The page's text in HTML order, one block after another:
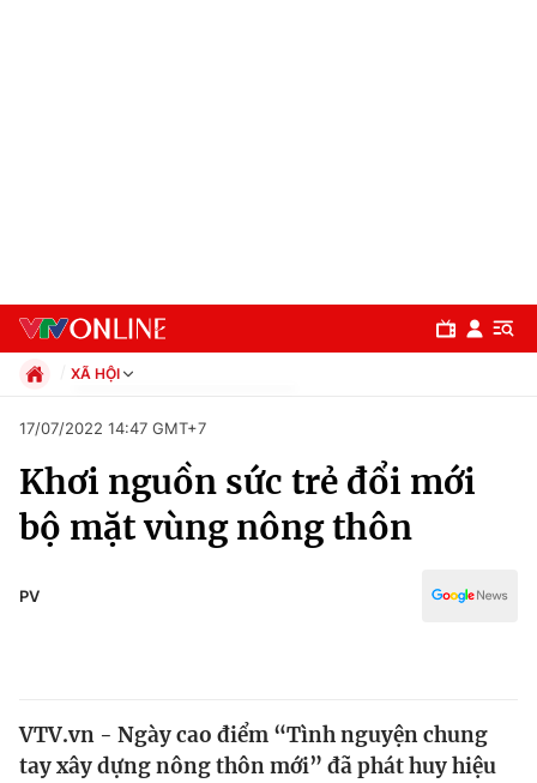
Chuyên mục
Chính trị
Y tế
XÃ HỘI
Xã hội
Pháp luật
Kinh tế
Thể thao
Giáo dục
17/07/2022 14:47 GMT+7
Khơi nguồn sức trẻ đổi mới
bộ mặt vùng nông thôn
PV
VTV.vn - Ngày cao điểm “Tình nguyện chung
tay xây dựng nông thôn mới” đã phát huy hiệu